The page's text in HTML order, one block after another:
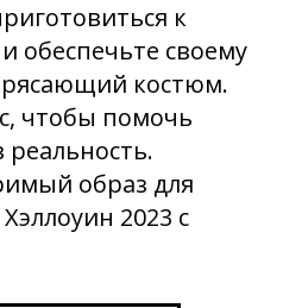
к
обеспечьте своему
костюм.
чтобы помочь
образ для
2023 с